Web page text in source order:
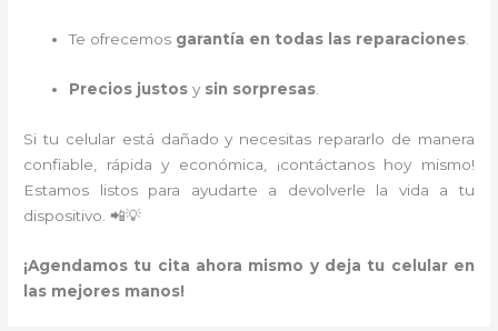
Te ofrecemos garantía en todas las reparaciones.
Precios justos y sin sorpresas
Si tu celular está dañado y necesitas repararlo de manera
confiable, rápida y económica, ¡contáctanos hoy mismo!
Estamos listos para ayudarte a devolverle la vida a tu
dispositivo. 📲💡
¡Agendamos tu cita ahora mismo y deja tu celular en
las mejores manos!